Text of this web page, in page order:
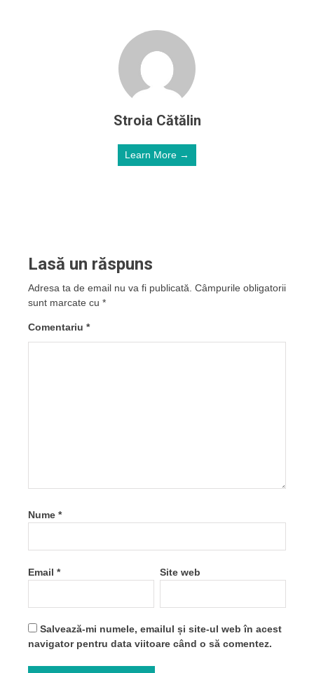
Stroia Cătălin
Learn More →
Lasă un răspuns
Adresa ta de email nu va fi publicată. Câmpurile obligatorii
sunt marcate cu *
Comentariu *
Nume *
Email * Site web
Salvează-mi numele, emailul și site-ul web în acest
navigator pentru data viitoare când o să comentez.